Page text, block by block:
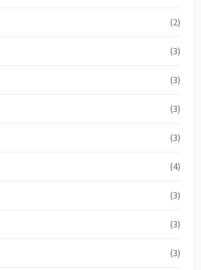
(2)
(3)
(3)
(3)
(3)
(4)
(3)
(3)
(3)